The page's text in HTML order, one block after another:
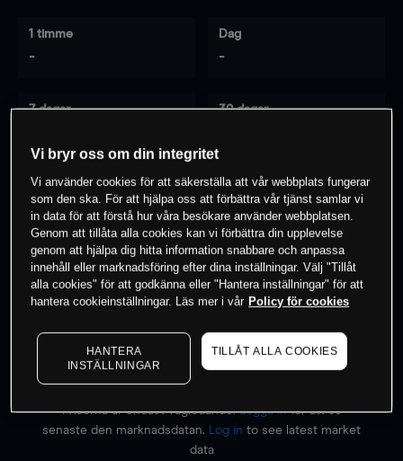
1 timme
-
Dag
-
7 dagar 30 dagar
0% av kunderna har en position i detta
instrument
Börja handla
Priserna är endast vägledande.Logga inför att se
senaste den marknadsdatan.
Log in to see latest market
data
Vi bryr oss om din integritet
Vi använder cookies för att säkerställa att vår webbplats fungerar
som den ska. För att hjälpa oss att förbättra vår tjänst samlar vi
in data för att förstå hur våra besökare använder webbplatsen.
Genom att tillåta alla cookies kan vi förbättra din upplevelse
genom att hjälpa dig hitta information snabbare och anpassa
innehåll eller marknadsföring efter dina inställningar. Välj "Tillåt
alla cookies" för att godkänna eller "Hantera inställningar" för att
hantera cookieinställningar. Läs mer i vår Policy för cookies
HANTERA
INSTÄLLNINGAR
TILLÅT ALLA COOKIES